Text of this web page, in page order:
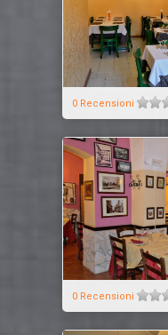
0 Recensioni
0 Recensioni